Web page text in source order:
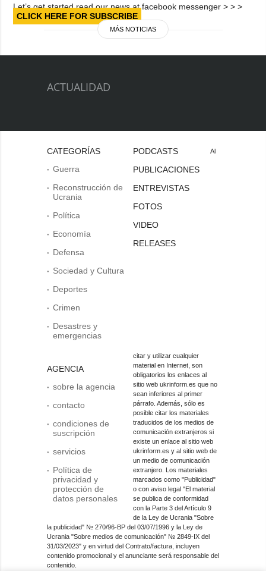
Let’s get started read our news at facebook messenger > > >
CLICK HERE FOR SUBSCRIBE
MÁS NOTICIAS
ACTUALIDAD
CATEGORÍAS
Guerra
Reconstrucción de
Ucrania
Política
Economía
Defensa
Sociedad y Cultura
Deportes
Crimen
Desastres y
emergencias
AGENCIA
sobre la agencia
contacto
condiciones de
suscripción
servicios
Política de
privacidad y
protección de
datos personales
PODCASTS
PUBLICACIONES
ENTREVISTAS
FOTOS
VIDEO
RELEASES
Al
citar y utilizar cualquier
material en Internet, son
obligatorios los enlaces al
sitio web ukrinform.es que no
sean inferiores al primer
párrafo. Además, sólo es
posible citar los materiales
traducidos de los medios de
comunicación extranjeros si
existe un enlace al sitio web
ukrinform.es y al sitio web de
un medio de comunicación
extranjero. Los materiales
marcados como "Publicidad"
o con aviso legal "El material
se publica de conformidad
con la Parte 3 del Artículo 9
de la Ley de Ucrania "Sobre
la publicidad" № 270/96-ВР del 03/07/1996 y la Ley de
Ucrania "Sobre medios de comunicación" № 2849-IX del
31/03/2023" y en virtud del Contrato/factura, incluyen
contenido promocional y el anunciante será responsable del
contenido.